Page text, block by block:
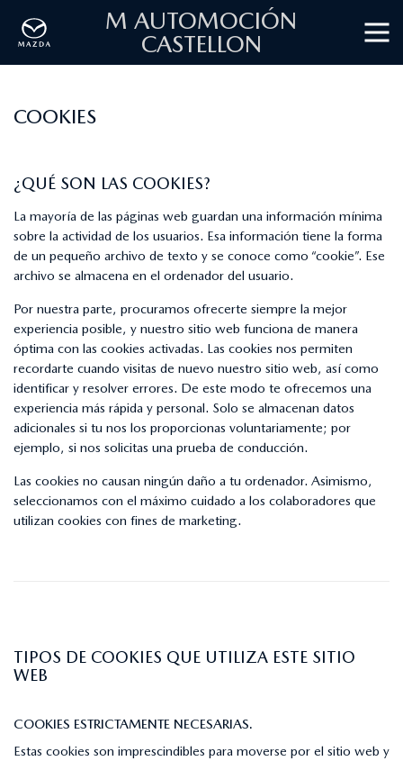
M AUTOMOCIÓN
CASTELLON
COOKIES
¿QUÉ SON LAS COOKIES?
La mayoría de las páginas web guardan una información mínima
sobre la actividad de los usuarios. Esa información tiene la forma
de un pequeño archivo de texto y se conoce como “cookie”. Ese
archivo se almacena en el ordenador del usuario.
Por nuestra parte, procuramos ofrecerte siempre la mejor
experiencia posible, y nuestro sitio web funciona de manera
óptima con las cookies activadas. Las cookies nos permiten
recordarte cuando visitas de nuevo nuestro sitio web, así como
identificar y resolver errores. De este modo te ofrecemos una
experiencia más rápida y personal. Solo se almacenan datos
adicionales si tu nos los proporcionas voluntariamente; por
ejemplo, si nos solicitas una prueba de conducción.
Las cookies no causan ningún daño a tu ordenador. Asimismo,
seleccionamos con el máximo cuidado a los colaboradores que
utilizan cookies con fines de marketing.
TIPOS DE COOKIES QUE UTILIZA ESTE SITIO
WEB
COOKIES ESTRICTAMENTE NECESARIAS.
Estas cookies son imprescindibles para moverse por el sitio web y